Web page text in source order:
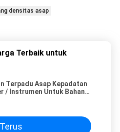
densitas asap
Terbaik untuk
Terpadu Asap Kepadatan
/ Instrumen Untuk Bahan
Terus